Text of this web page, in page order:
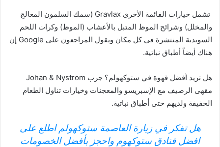
تشمل خيارات القائمة الأخرى Gravlax (سمك السلمون المعالج
والمخلل) وشرائح الموظ المتبل بالأعشاب (الموظ) وكرات اللحم
السويدية المنتشرة في كل مكان ويقول المراجعون على Google إن
هناك أيضاً أطباق نباتية.
هل تريد أفضل قهوة في ستوكهولم؟ جرب Johan & Nystrom
مقهى الرصيف مع الإسبريسو والمعجنات وخيارات تناول الطعام
الخفيفة ولديهم حتى أطباق نباتية.
هل تفكر في زيارة العاصمة ستوكهولم اطلع على
افضل فنادق ستوكهوم واحجز بأفضل الخصومات